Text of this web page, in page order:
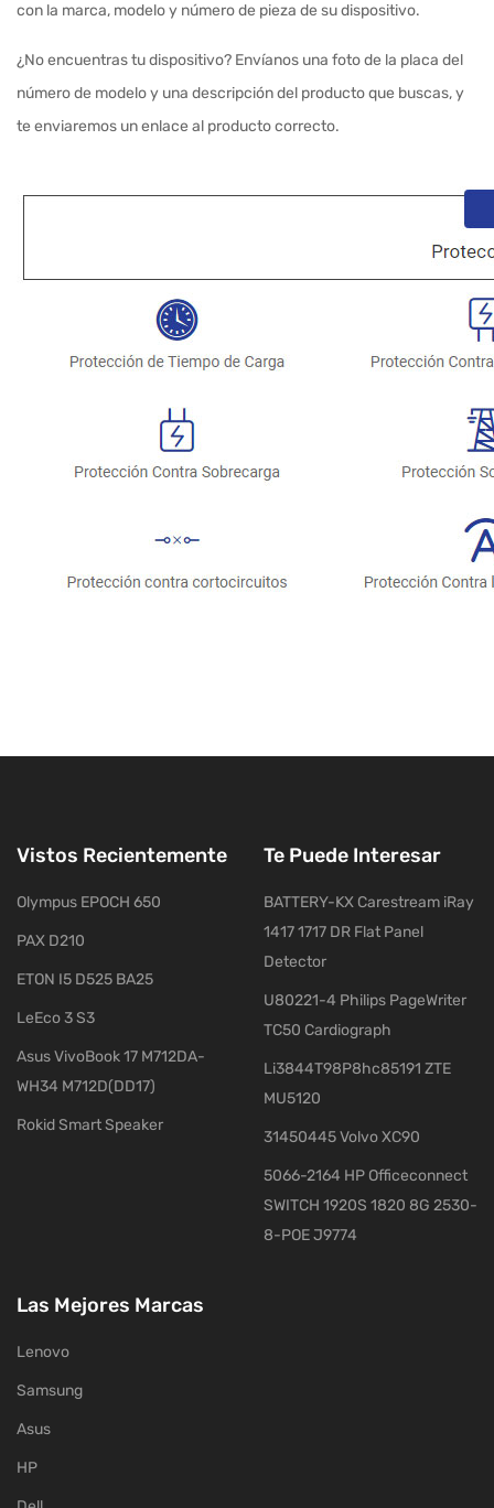
con la marca, modelo y número de pieza de su dispositivo.
¿No encuentras tu dispositivo? Envíanos una foto de la placa del
número de modelo y una descripción del producto que buscas, y
te enviaremos un enlace al producto correcto.
Vistos Recientemente
Olympus EPOCH 650
PAX D210
ETON I5 D525 BA25
LeEco 3 S3
Asus VivoBook 17 M712DA-
WH34 M712D(DD17)
Rokid Smart Speaker
Te Puede Interesar
BATTERY-KX Carestream iRay
1417 1717 DR Flat Panel
Detector
U80221-4 Philips PageWriter
TC50 Cardiograph
Li3844T98P8hc85191 ZTE
MU5120
31450445 Volvo XC90
5066-2164 HP Officeconnect
SWITCH 1920S 1820 8G 2530-
8-POE J9774
Las Mejores Marcas
Lenovo
Samsung
Asus
HP